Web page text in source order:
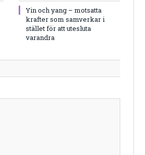
Yin och yang – motsatta
krafter som samverkar i
stället för att utesluta
varandra